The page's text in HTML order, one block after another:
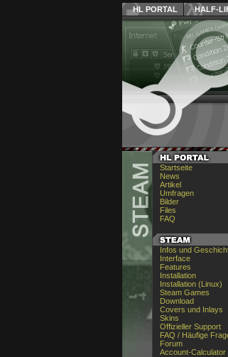
HL PORTAL HALF-
Startseite
News
Artikel
Umfragen
Bilder
Files
FAQ
Infos und
Interface
Features
Installation
Installation (Linux)
Steam Games
Download
Covers und Inlays
Skins
Offizieller Support
FAQ / Häufige
Forum
Account-Calculator